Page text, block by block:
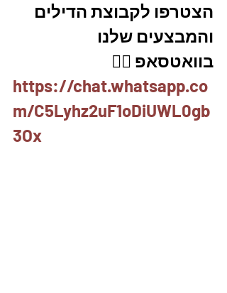
הצטרפו לקבוצת הדילים
והמבצעים שלנו
בוואטסאפ 👇🏽
https://chat.whatsapp.co
m/C5Lyhz2uF1oDiUWL0gb
3Ox